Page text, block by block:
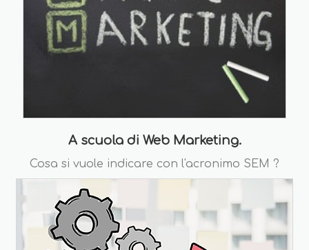
A scuola di Web Marketing.
Cosa si vuole indicare con l'acronimo SEM ?